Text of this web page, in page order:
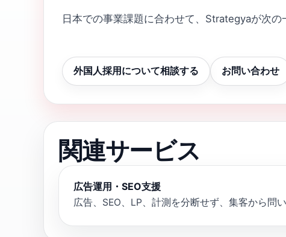
日本での事業課題に合わせて、Strategyaが次の
外国人採用について相談する お問い合わせ
関連サービス
広告運用・SEO支援
広告、SEO、LP、計測を分断せず、集客から問